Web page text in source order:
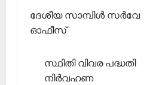
ദേശീയ സാമ്പിള്‍ സര്‍വേ
ഓഫീസ്
സ്ഥിതി വിവര പദ്ധതി
നിര്‍വഹണ